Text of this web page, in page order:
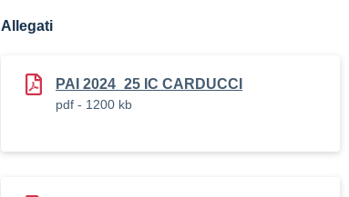
Allegati
PAI 2024_25 IC CARDUCCI
pdf - 1200 kb